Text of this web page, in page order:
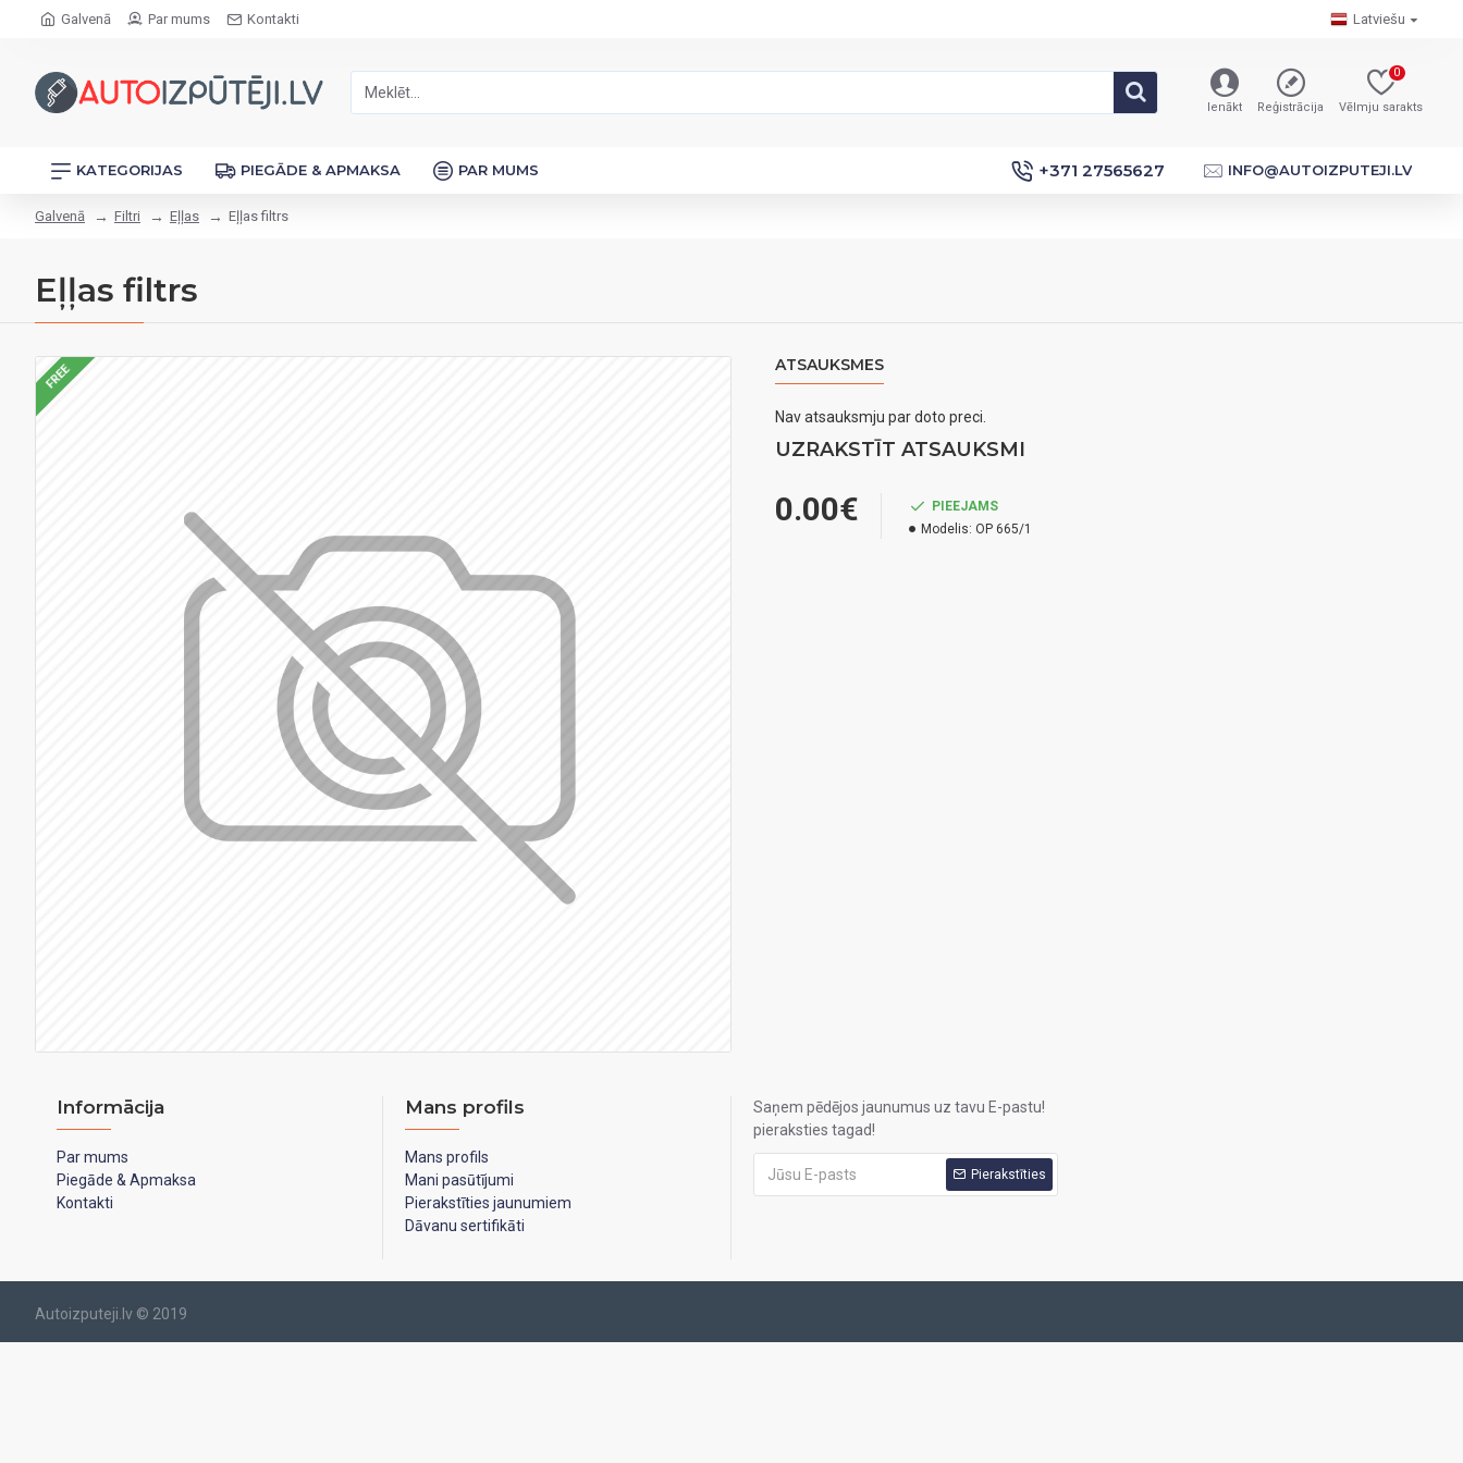
Galvenā Par mums Kontakti Latviešu
Ienākt Reģistrācija Vēlmju sarakts
0
KATEGORIJAS PIEGĀDE & APMAKSA PAR MUMS +371 27565627 INFO@AUTOIZPUTEJI.LV
Galvenā Filtri Eļļas Eļļas filtrs
Eļļas filtrs
FREE ATSAUKSMES
Nav atsauksmju par doto preci.
UZRAKSTĪT ATSAUKSMI
0.00€
PIEEJAMS
Modelis: OP 665/1
Informācija
Par mums
Piegāde & Apmaksa
Kontakti
Mans profils
Mans profils
Mani pasūtījumi
Pierakstīties jaunumiem
Dāvanu sertifikāti
Saņem pēdējos jaunumus uz tavu E-pastu!
pieraksties tagad!
Pierakstīties
Autoizputeji.lv © 2019